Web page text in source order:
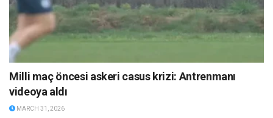
Milli maç öncesi askeri casus krizi: Antrenmanı
videoya aldı
MARCH 31, 2026